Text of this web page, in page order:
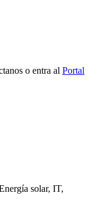
o entra al Portal
solar, IT,